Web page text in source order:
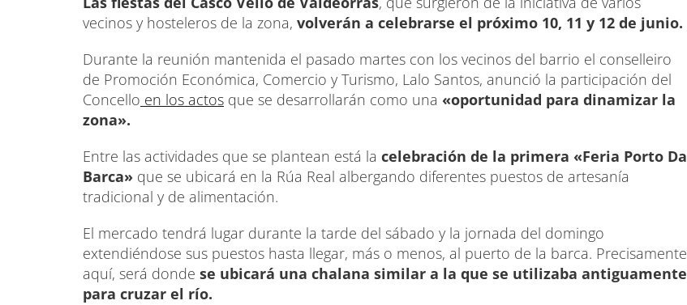
vecinos y hosteleros de la zona, volverán a celebrarse el próximo 10, 11 y 12 de junio.
Durante la reunión mantenida el pasado martes con los vecinos del barrio el conselleiro
de Promoción Económica, Comercio y Turismo, Lalo Santos, anunció la participación del
Concello en los actos que se desarrollarán como una «oportunidad para dinamizar la
zona».
Entre las actividades que se plantean está la celebración de la primera «Feria Porto Da
Barca» que se ubicará en la Rúa Real albergando diferentes puestos de artesanía
tradicional y de alimentación.
El mercado tendrá lugar durante la tarde del sábado y la jornada del domingo
extendiéndose sus puestos hasta llegar, más o menos, al puerto de la barca. Precisamente
aquí, será donde se ubicará una chalana similar a la que se utilizaba antiguamente
para cruzar el río.